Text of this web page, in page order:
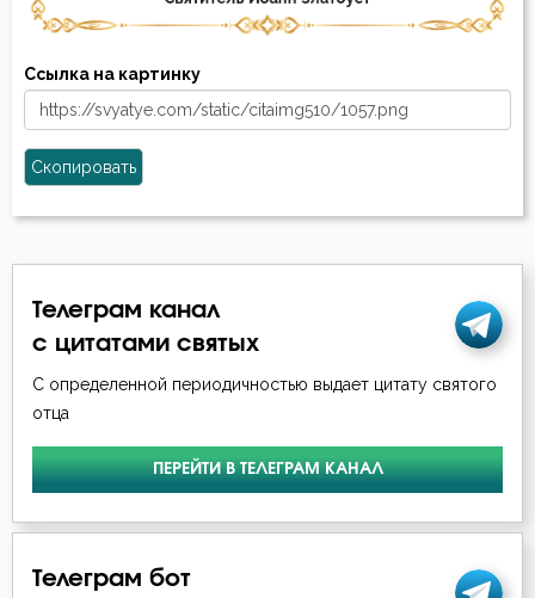
Ссылка на картинку
Скопировать
Телеграм канал
с цитатами святых
С определенной периодичностью выдает цитату святого
отца
ПЕРЕЙТИ В ТЕЛЕГРАМ КАНАЛ
Телеграм бот